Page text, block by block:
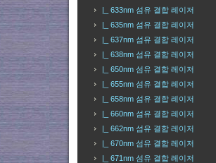
|_ 633nm 섬유 결합 레이저
|_ 635nm 섬유 결합 레이저
|_ 637nm 섬유 결합 레이저
|_ 638nm 섬유 결합 레이저
|_ 650nm 섬유 결합 레이저
|_ 655nm 섬유 결합 레이저
|_ 658nm 섬유 결합 레이저
|_ 660nm 섬유 결합 레이저
|_ 662nm 섬유 결합 레이저
|_ 670nm 섬유 결합 레이저
|_ 671nm 섬유 결합 레이저